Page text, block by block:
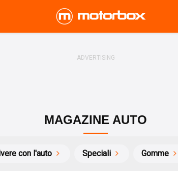
MAGAZINE AUTO
con l'auto Speciali Gomme